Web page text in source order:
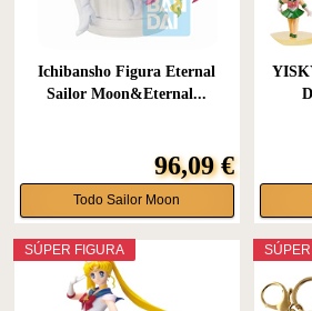
Ichibansho Figura Eternal
Sailor Moon&Eternal...
96,09 €
Todo Sailor Moon
SÚPER FIGURA